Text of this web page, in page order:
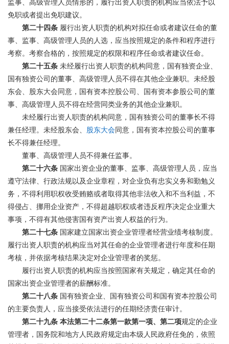
监事、高级管理人员情形的，履行出资人职责的机构应当依法予以
免职或者提出免职建议。
第二十四条 履行出资人职责的机构对拟任命或者建议任命的董
事、监事、高级管理人员的人选，应当按照规定的条件和程序进行
考察。考察合格的，按照规定的权限和程序任命或者建议任命。
第二十五条 未经履行出资人职责的机构同意，国有独资企业、
国有独资公司的董事、高级管理人员不得在其他企业兼职。未经股
东会、股东大会同意，国有资本控股公司、国有资本参股公司的董
事、高级管理人员不得在经营同类业务的其他企业兼职。
未经履行出资人职责的机构同意，国有独资公司的董事长不得
兼任经理。未经股东会、
股东大会同意，国有资本控股公司的董事
长不得兼任经理。
董事、高级管理人员不得兼任监事。
第二十六条 国家出资企业的董事、监事、高级管理人员，应当
遵守法律、行政法规以及企业章程，对企业负有忠实义务和勤勉义
务，不得利用职权收受贿赂或者取得其他非法收入和不当利益，不
得侵占、挪用企业资产，不得超越职权或者违反程序决定企业重大
事项，不得有其他侵害国有资产出资人权益的行为。
第二十七条 国家建立国家出资企业管理者经营业绩考核制度。
履行出资人职责的机构应当对其任命的企业管理者进行年度和任期
考核，并依据考核结果决定对企业管理者的奖惩。
履行出资人职责的机构应当按照国家有关规定，确定其任命的
国家出资企业管理者的薪酬标准。
第二十八条 国有独资企业、国有独资公司和国有资本控股公司
的主要负责人，应当接受依法进行的任期经济责任审计。
第二十九条 本法第二十二条第一款第一项、第二项规定的企业
管理者，国务院和地方人民政府规定由本级人民政府任免的，依照